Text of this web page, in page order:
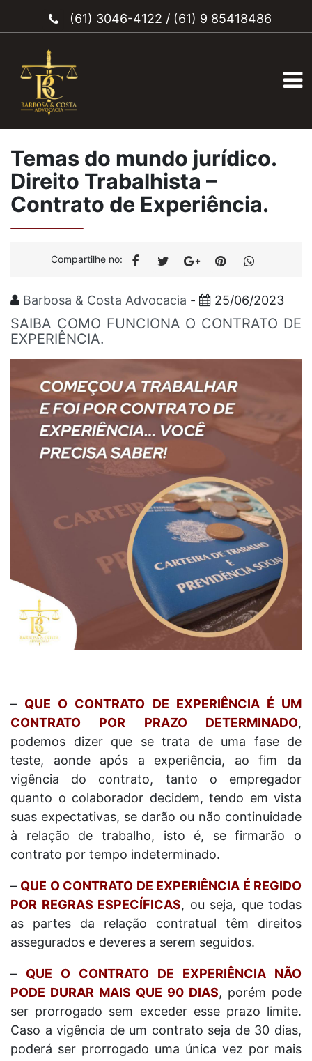
(61) 3046-4122 / (61) 9 85418486
Temas do mundo jurídico.
Direito Trabalhista –
Contrato de Experiência.
Compartilhe no:
Barbosa & Costa Advocacia - 25/06/2023
SAIBA COMO FUNCIONA O CONTRATO DE
EXPERIÊNCIA.
– QUE O CONTRATO DE EXPERIÊNCIA É UM
CONTRATO POR PRAZO DETERMINADO,
podemos dizer que se trata de uma fase de
teste, aonde após a experiência, ao fim da
vigência do contrato, tanto o empregador
quanto o colaborador decidem, tendo em vista
suas expectativas, se darão ou não continuidade
à relação de trabalho, isto é, se firmarão o
contrato por tempo indeterminado.
– QUE O CONTRATO DE EXPERIÊNCIA É REGIDO
POR REGRAS ESPECÍFICAS, ou seja, que todas
as partes da relação contratual têm direitos
assegurados e deveres a serem seguidos.
– QUE O CONTRATO DE EXPERIÊNCIA NÃO
PODE DURAR MAIS QUE 90 DIAS, porém pode
ser prorrogado sem exceder esse prazo limite.
Caso a vigência de um contrato seja de 30 dias,
poderá ser prorrogado uma única vez por mais